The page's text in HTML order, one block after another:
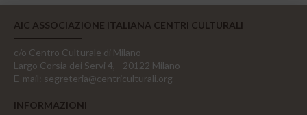
AIC ASSOCIAZIONE ITALIANA CENTRI CULTURALI
c/o Centro Culturale di Milano
Largo Corsia dei Servi 4, - 20122 Milano
E-mail: segreteria@centriculturali.org
INFORMAZIONI